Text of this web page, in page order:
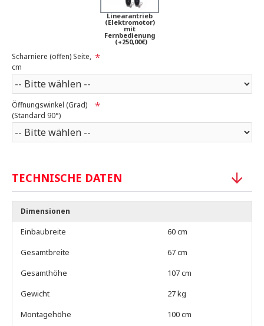
Linearantrieb
(Elektromotor)
mit
Fernbedienung
(+250,00€)
Scharniere (offen) Seite,
cm
Öffnungswinkel (Grad)
(Standard 90°)
TECHNISCHE DATEN
Dimensionen
Einbaubreite
60 cm
Gesamtbreite
67 cm
Gesamthöhe
107 cm
Gewicht
27 kg
Montagehöhe
100 cm